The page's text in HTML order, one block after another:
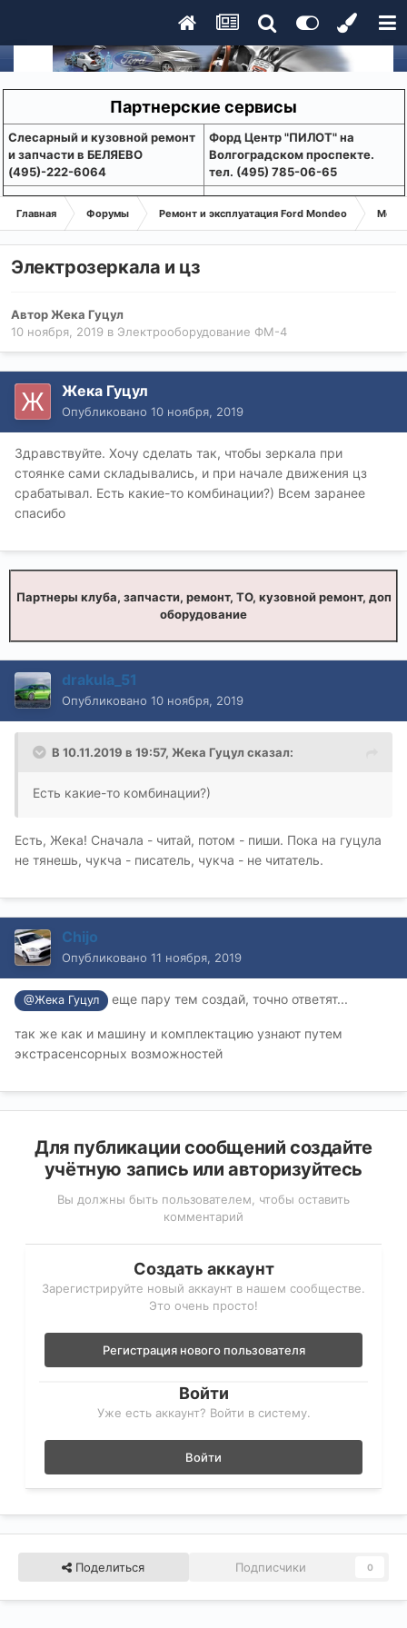
Партнерские сервисы
Слесарный и кузовной ремонт
и запчасти в БЕЛЯЕВО
(495)-222-6064
Форд Центр "ПИЛОТ" на
Волгоградском проспекте.
тел. (495) 785-06-65
Главная Форумы Ремонт и эксплуатация Ford Mondeo
Электрозеркала и цз
АвторЖека Гуцул
10 ноября, 2019 в Электрооборудование ФМ-4
Жека Гуцул
Опубликовано 10 ноября, 2019
Здравствуйте. Хочу сделать так, чтобы зеркала при
стоянке сами складывались, и при начале движения цз
срабатывал. Есть какие-то комбинации?) Всем заранее
спасибо
Партнеры клуба, запчасти, ремонт, ТО, кузовной ремонт, доп
оборудование
drakula_51
Опубликовано 10 ноября, 2019
В 10.11.2019 в 19:57, Жека Гуцул сказал:
Есть какие-то комбинации?)
Есть, Жека! Сначала - читай, потом - пиши. Пока на гуцула
не тянешь, чукча - писатель, чукча - не читатель.
Chijo
Опубликовано 11 ноября, 2019
@Жека Гуцул еще пару тем создай, точно ответят...
так же как и машину и комплектацию узнают путем
экстрасенсорных возможностей
Для публикации сообщений создайте
учётную запись или авторизуйтесь
Вы должны быть пользователем, чтобы оставить
комментарий
Создать аккаунт
Зарегистрируйте новый аккаунт в нашем сообществе.
Это очень просто!
Регистрация нового пользователя
Войти
Уже есть аккаунт? Войти в систему.
Войти
Поделиться Подписчики 0